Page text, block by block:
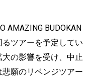
AMAZING BUDOKAN
ツアーを予定してい
の影響を受け、中止
願のリベンジツアー